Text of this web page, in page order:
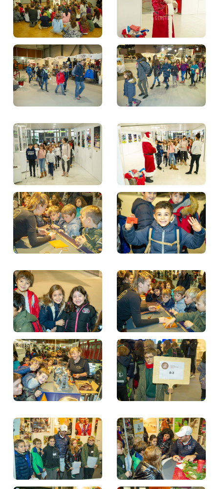
MÉDIAS
FR EN
© 2026 CHI de Genève. Tous droits réservés